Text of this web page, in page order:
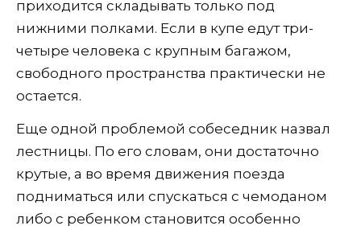
приходится складывать только под
нижними полками. Если в купе едут три-
четыре человека с крупным багажом,
свободного пространства практически не
остается.
Еще одной проблемой собеседник назвал
лестницы. По его словам, они достаточно
крутые, а во время движения поезда
подниматься или спускаться с чемоданом
либо с ребенком становится особенно